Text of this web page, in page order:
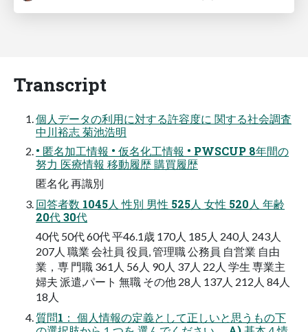
Transcript
個人データの利用に対する許容度に 関する社会調査
中川裕志 菊池浩明
• 匿名加工情報 • 仮名化工情報 • PWSCUP 8年間の
努力 医療情報 移動履歴 購買履歴
匿名化 再識別
回答者数 1045人 性別 男性 525人 女性 520人 年齢
20代 30代
40代 50代 60代 平46.1歳 170人 185人 240人 243人
207人 職業 会社員 役員, 管理職 公務員 自営業 自由
業，専 門職 361人 56人 90人 37人 22人 学生 専業主
婦夫 派遣,パート 無職 その他 28人 137人 212人 84人
18人
質問1： 個人情報の定義として正しいと思うもの下